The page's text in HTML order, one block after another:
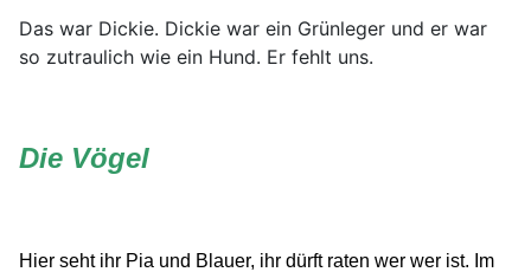
Das war Dickie. Dickie war ein Grünleger und er war
so zutraulich wie ein Hund. Er fehlt uns.
Die Vögel
Hier seht ihr Pia und Blauer, ihr dürft raten wer wer ist. Im